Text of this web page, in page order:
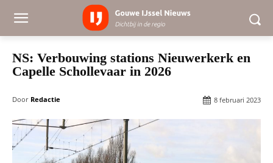
NS: Verbouwing stations Nieuwerkerk en
Capelle Schollevaar in 2026
Door Redactie 8 februari 2023